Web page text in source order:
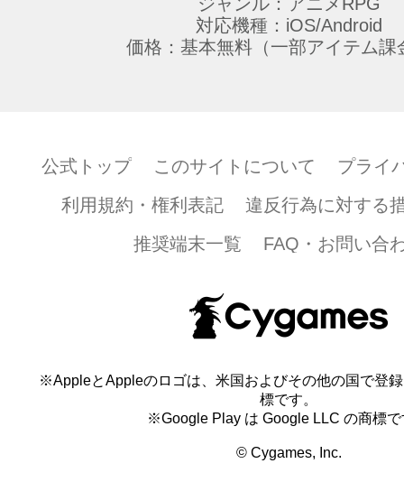
対応機種：iOS/Android
価格：基本無料（一部アイテム課
公式トップ このサイトについて
プライ
利用規約・権利表記
違反行為に対する
推奨端末一覧
FAQ・お問い合
※AppleとAppleのロゴは、米国およびその他の国で登
標です。
※Google Play は Google LLC の商標で
© Cygames, Inc.